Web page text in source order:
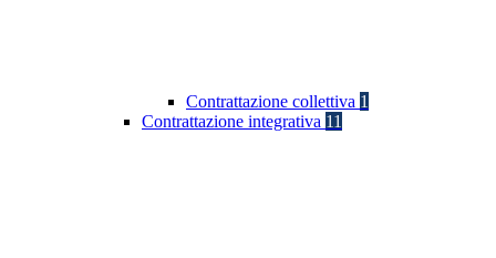
Contrattazione collettiva 1
Contrattazione integrativa 11